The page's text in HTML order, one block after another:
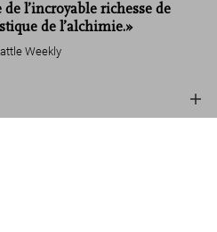
l’incroyable richesse de
de l’alchimie.»
Weekly